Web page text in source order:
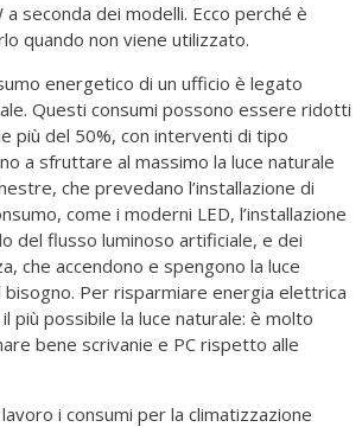
seconda dei modelli. Ecco perché è
quando non viene utilizzato.
energetico di un ufficio è legato
Questi consumi possono essere ridotti
più del 50%, con interventi di tipo
a sfruttare al massimo la luce naturale
che prevedano l’installazione di
come i moderni LED, l’installazione
del flusso luminoso artificiale, e dei
che accendono e spengono la luce
Per risparmiare energia elettrica
più possibile la luce naturale: è molto
bene scrivanie e PC rispetto alle
i consumi per la climatizzazione